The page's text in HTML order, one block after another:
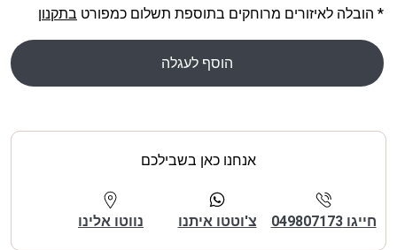
* הובלה לאיזורים מרוחקים בתוספת תשלום כמפורט בתקנון
הוסף לעגלה
אנחנו כאן בשבילכם
חייגו 049807173 צ'וטטו איתנו נווטו אלינו